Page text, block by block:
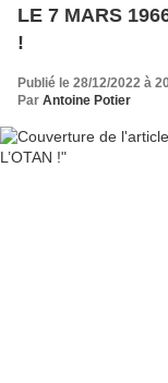
LE 7 MARS
!
Publié le 28/12/2022 à
Par Antoine Potier